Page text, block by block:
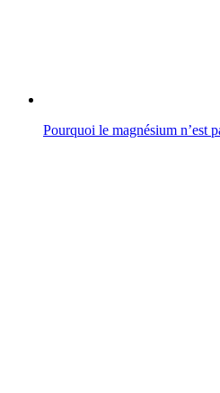
Pourquoi le magnésium n’est